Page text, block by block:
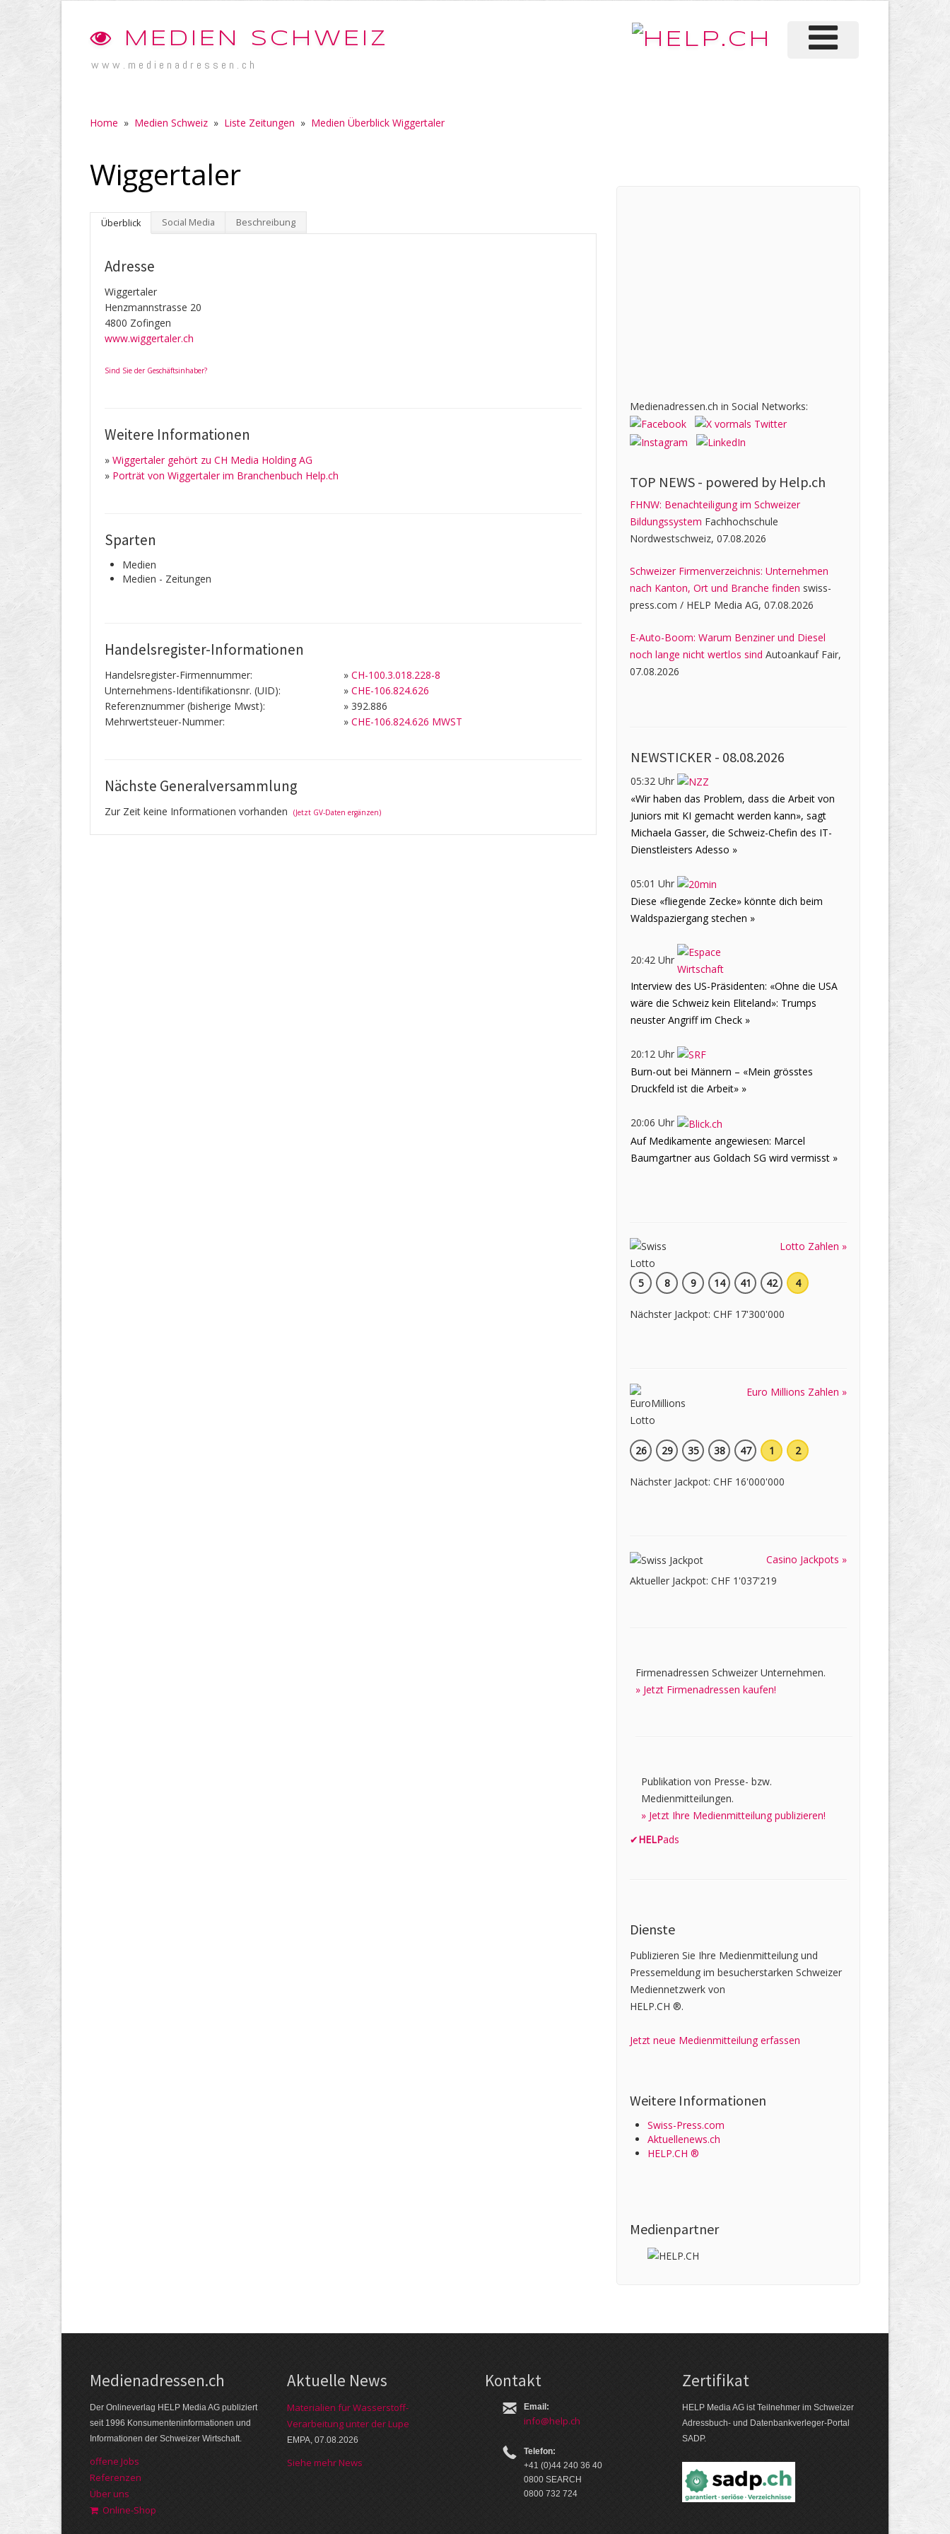
MEDIEN SCHWEIZ
www.medienadressen.ch
Home » Medien Schweiz » Liste Zeitungen » Medien Überblick Wiggertaler
Wiggertaler
Überblick Social Media Beschreibung
Adresse
Wiggertaler
Henzmannstrasse 20
4800 Zofingen
www.wiggertaler.ch
Sind Sie der Geschäftsinhaber?
Weitere Informationen
» Wiggertaler gehört zu CH Media Holding AG
» Porträt von Wiggertaler im Branchenbuch Help.ch
Sparten
Medien
Medien - Zeitungen
Handelsregister-Informationen
Handelsregister-Firmennummer: » CH-100.3.018.228-8
Unternehmens-Identifikationsnr. (UID):
» CHE-106.824.626
Referenznummer (bisherige Mwst):
» 392.886
Mehrwertsteuer-Nummer:
» CHE-106.824.626 MWST
Nächste Generalversammlung
Zur Zeit keine Informationen vorhanden (Jetzt GV-Daten ergänzen)
Medienadressen.ch in Social Networks:
TOP NEWS - powered by Help.ch
FHNW: Benachteiligung im Schweizer
Bildungssystem Fachhochschule
Nordwestschweiz, 07.08.2026
Schweizer Firmenverzeichnis: Unternehmen
nach Kanton, Ort und Branche finden swiss-
press.com / HELP Media AG, 07.08.2026
E-Auto-Boom: Warum Benziner und Diesel
noch lange nicht wertlos sind Autoankauf Fair,
07.08.2026
NEWSTICKER - 08.08.2026
05:32 Uhr
«Wir haben das Problem, dass die Arbeit von
Juniors mit KI gemacht werden kann», sagt
Michaela Gasser, die Schweiz-Chefin des IT-
Dienstleisters Adesso »
05:01 Uhr
Diese «fliegende Zecke» könnte dich beim
Waldspaziergang stechen »
20:42 Uhr
Interview des US-Präsidenten: «Ohne die USA
wäre die Schweiz kein Eliteland»: Trumps
neuster Angriff im Check »
20:12 Uhr
Burn-out bei Männern – «Mein grösstes
Druckfeld ist die Arbeit» »
20:06 Uhr
Auf Medikamente angewiesen: Marcel
Baumgartner aus Goldach SG wird vermisst »
Lotto Zahlen »
5 8 9 14 41 42 4
Nächster Jackpot: CHF 17'300'000
Euro Millions Zahlen »
26 29 35 38 47 1 2
Nächster Jackpot: CHF 16'000'000
Casino Jackpots »
Aktueller Jackpot: CHF 1'037'219
Firmenadressen Schweizer Unternehmen.
» Jetzt Firmenadressen kaufen!
Publikation von Presse- bzw.
Medienmitteilungen.
» Jetzt Ihre Medienmitteilung publizieren!
✔HELPads
Dienste
Publizieren Sie Ihre Medienmitteilung und
Pressemeldung im besucherstarken Schweizer
Mediennetzwerk von
HELP.CH ®.
Jetzt neue Medienmitteilung erfassen
Weitere Informationen
Swiss-Press.com
Aktuellenews.ch
HELP.CH ®
Medienpartner
Medienadressen.ch
Der Onlineverlag HELP Media AG publiziert
seit 1996 Konsumenteninformationen und
Informationen der Schweizer Wirtschaft.
offene Jobs
Referenzen
Über uns
Online-Shop
Aktuelle News
Materialien für Wasserstoff-
Verarbeitung unter der Lupe
EMPA, 07.08.2026
Siehe mehr News
Kontakt
Email:
info@help.ch
Telefon:
+41 (0)44 240 36 40
0800 SEARCH
0800 732 724
Zertifikat
HELP Media AG ist Teilnehmer im Schweizer
Adressbuch- und Datenbankverleger-Portal
SADP.